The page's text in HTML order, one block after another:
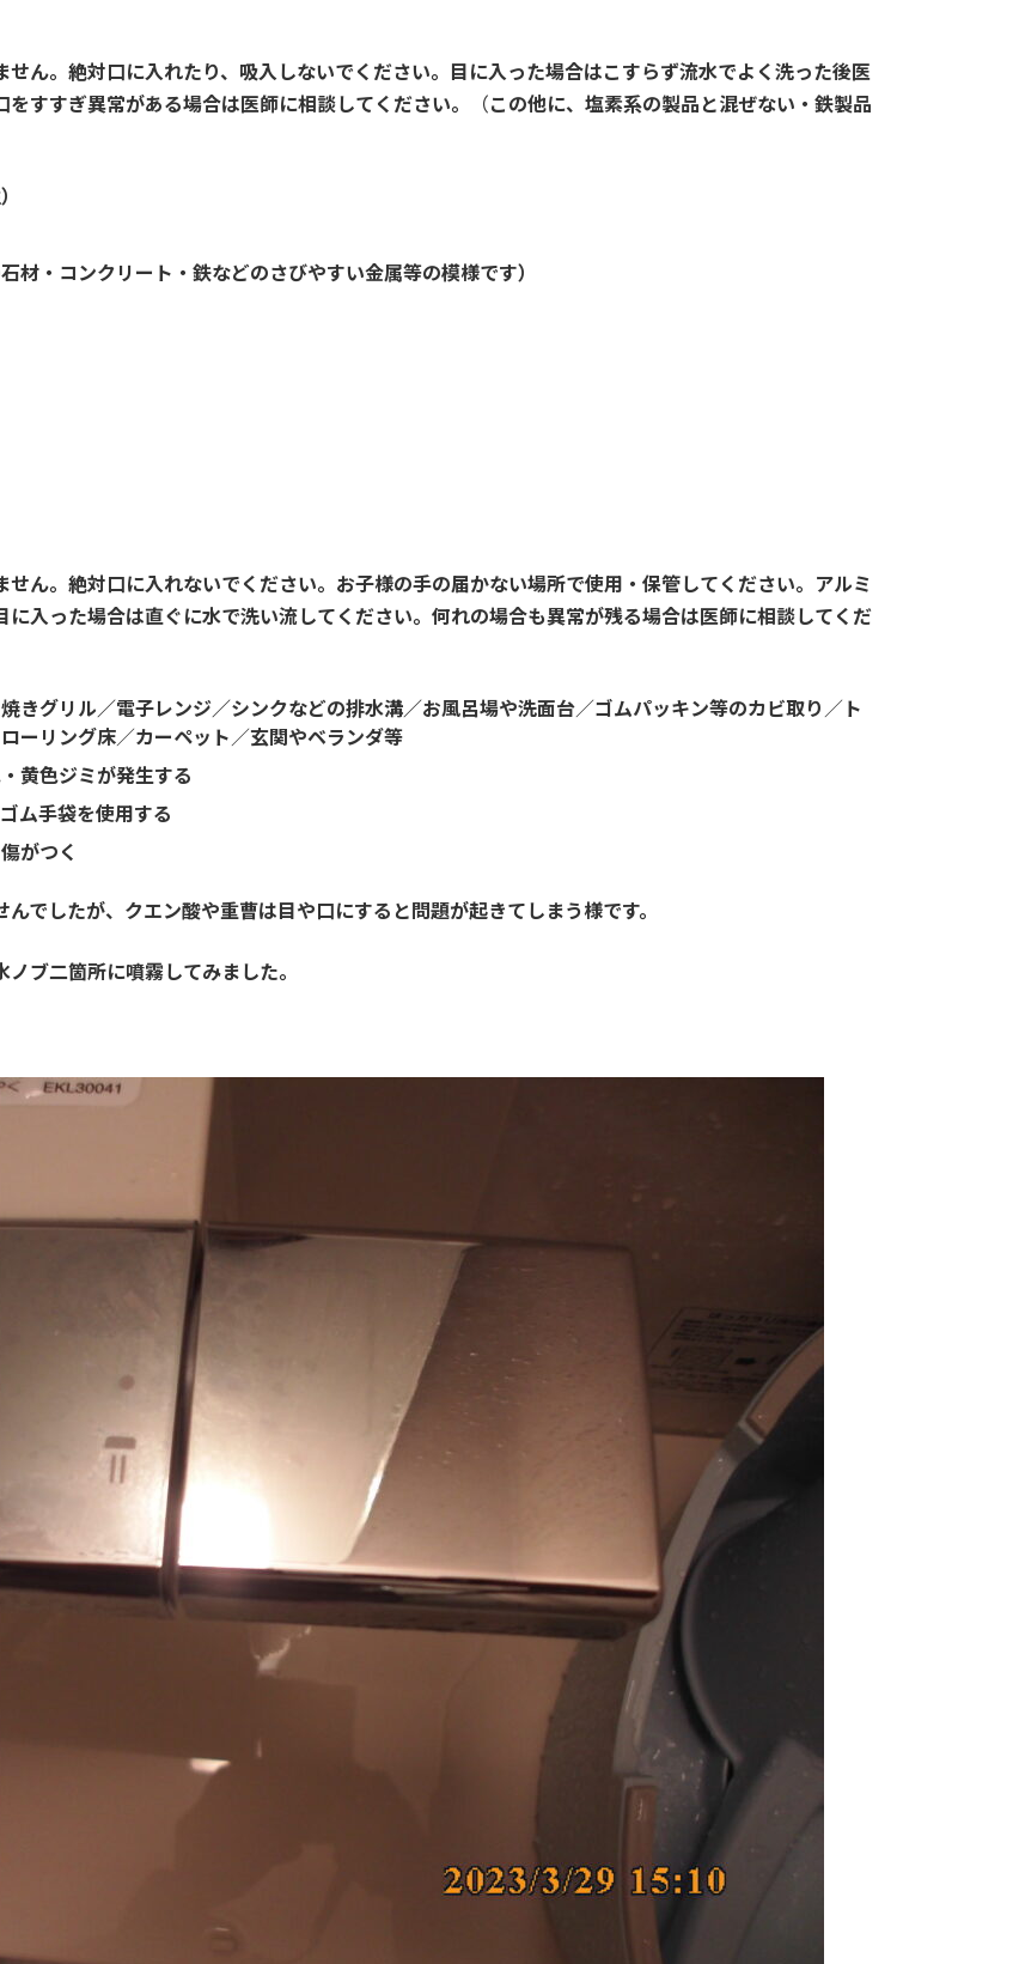
ん。絶対口に入れたり、吸入しないでください。目に入った場合はこすらず流水でよく洗った後医
すすぎ異常がある場合は医師に相談してください。
（この他に、塩素系の製品と混ぜない・鉄製品
材・コンクリート・鉄などのさびやすい金属等の模様です）
ん。絶対口に入れないでください。お子様の手の届かない場所で使用・保管してください。アルミ
入った場合は直ぐに水で洗い流してください。何れの場合も異常が残る場合は医師に相談してくだ
きグリル／電子レンジ／シンクなどの排水溝／お風呂場や洗面台／ゴムパッキン等のカビ取り ／ ト
ーリング床／カーペット ／玄関やベランダ等
黄色ジミが発生する
ム手袋を使用する
がつく
でしたが、クエン酸や重曹は目や口にすると問題が起きてしまう様です。
ブ二箇所に噴霧してみました。